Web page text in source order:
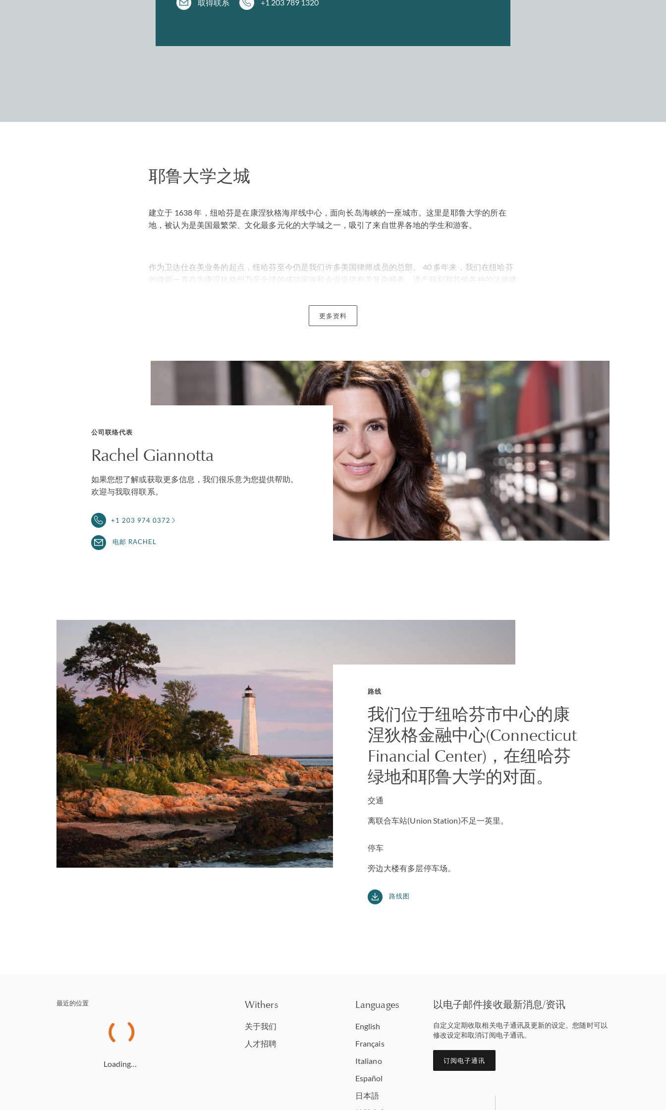
取得联系 +1 203 789 1320
耶鲁大学之城
建立于 1638 年，纽哈芬是在康涅狄格海岸线中心，面向长岛海峡的一座城市。这里是耶鲁大学的所在
地，被认为是美国最繁荣、文化最多元化的大学城之一，吸引了来自世界各地的学生和游客。
作为卫达仕在美业务的起点，纽哈芬至今仍是我们许多美国律师成员的总部。 40 多年来，我们在纽哈芬
的律师一直在为康涅狄格州乃至全球的成功家族和企业提供有关复杂税务、遗产规划和其他各种的法律建
无论客户身在何处，纽哈芬团队都会与世界各地的同事密切合作，为他们提供最佳的综合服务。
更多资料
公司联络代表
Rachel Giannotta
如果您想了解或获取更多信息，我们很乐意为您提供帮助。
欢迎与我取得联系。
+1 203 974 0372
电邮 RACHEL
路线
我们位于纽哈芬市中心的康
涅狄格金融中心(Connecticut
Financial Center)，在纽哈芬
绿地和耶鲁大学的对面。
交通
离联合车站(Union Station)不足一英里。
停车
旁边大楼有多层停车场。
路线图
最近的位置
Loading…
Withers
关于我们
人才招聘
Languages
English
Français
Italiano
Español
日本語
以电子邮件接收最新消息/资讯
自定义定期收取相关电子通讯及更新的设定。您随时可以
修改设定和取消订阅电子通讯。
订阅电子通讯